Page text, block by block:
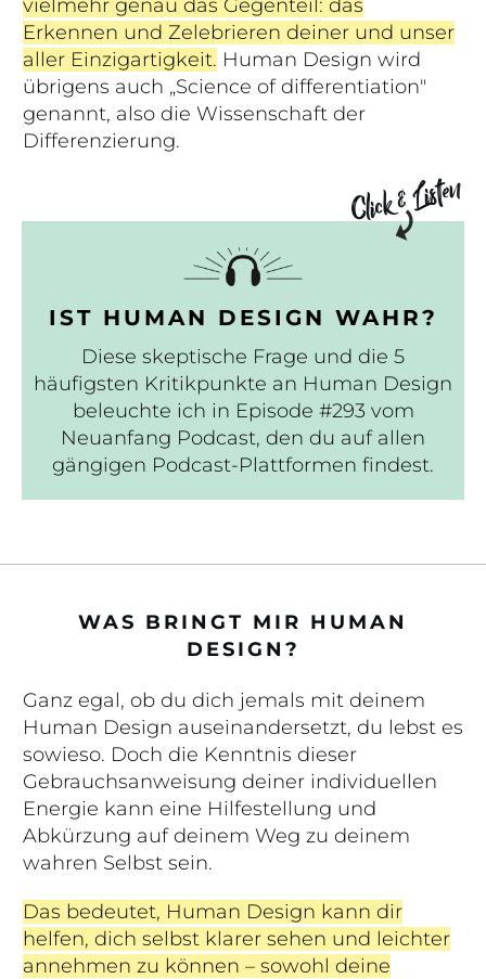
vielmehr genau das Gegenteil: das
Erkennen und Zelebrieren deiner und unser
aller Einzigartigkeit. Human Design wird
übrigens auch „Science of differentiation"
genannt, also die Wissenschaft der
Differenzierung.
Click & Listen
IST HUMAN DESIGN WAHR?
Diese skeptische Frage und die 5
häufigsten Kritikpunkte an Human Design
beleuchte ich in Episode #293 vom
Neuanfang Podcast, den du auf allen
gängigen Podcast-Plattformen findest.
WAS BRINGT MIR HUMAN
DESIGN?
Ganz egal, ob du dich jemals mit deinem
Human Design auseinandersetzt, du lebst es
sowieso. Doch die Kenntnis dieser
Gebrauchsanweisung deiner individuellen
Energie kann eine Hilfestellung und
Abkürzung auf deinem Weg zu deinem
wahren Selbst sein.
Das bedeutet, Human Design kann dir
helfen, dich selbst klarer sehen und leichter
annehmen zu können – sowohl deine